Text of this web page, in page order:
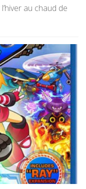
au chaud de